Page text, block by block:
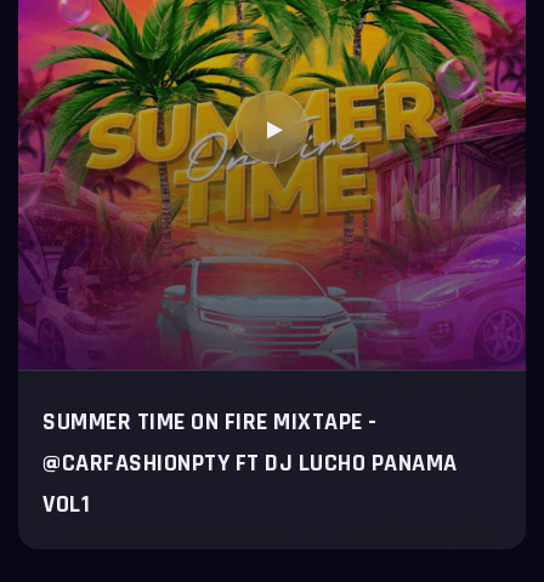
SUMMER TIME ON FIRE MIXTAPE -
@CARFASHIONPTY FT DJ LUCHO PANAMA
VOL1